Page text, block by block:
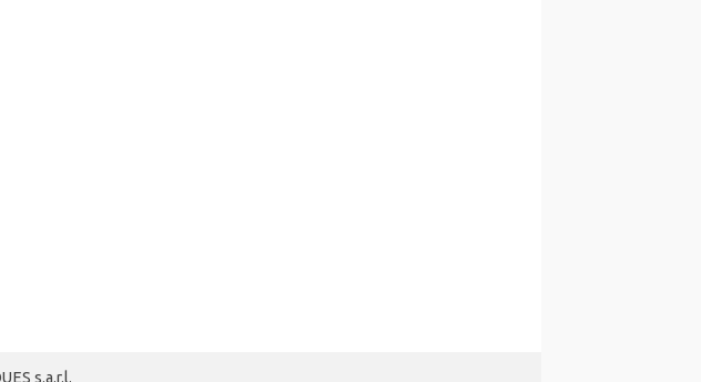
s.a.r.l.